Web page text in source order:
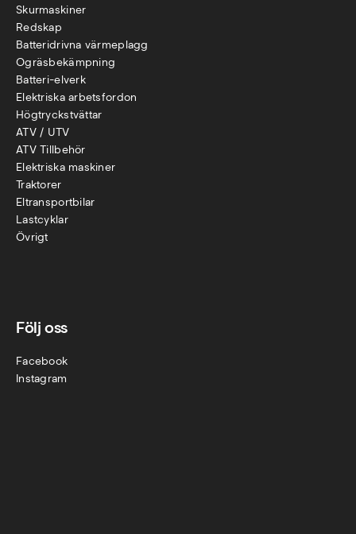
Skurmaskiner
Redskap
Batteridrivna värmeplagg
Ogräsbekämpning
Batteri-elverk
Elektriska arbetsfordon
Högtryckstvättar
ATV / UTV
ATV Tillbehör
Elektriska maskiner
Traktorer
Eltransportbilar
Lastcyklar
Övrigt
Följ oss
Facebook
Instagram